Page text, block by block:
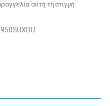
αυτή τη στιγμή